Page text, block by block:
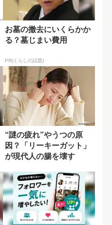
お墓の撤去にいくらかか
る？墓じまい費用
PR(くらしの話題)
“謎の疲れ”やうつの原
因？「リーキーガット」
が現代人の腸を壊す